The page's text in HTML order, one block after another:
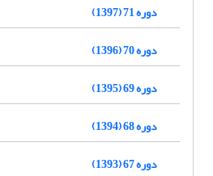
دوره 71 (1397)
دوره 70 (1396)
دوره 69 (1395)
دوره 68 (1394)
دوره 67 (1393)